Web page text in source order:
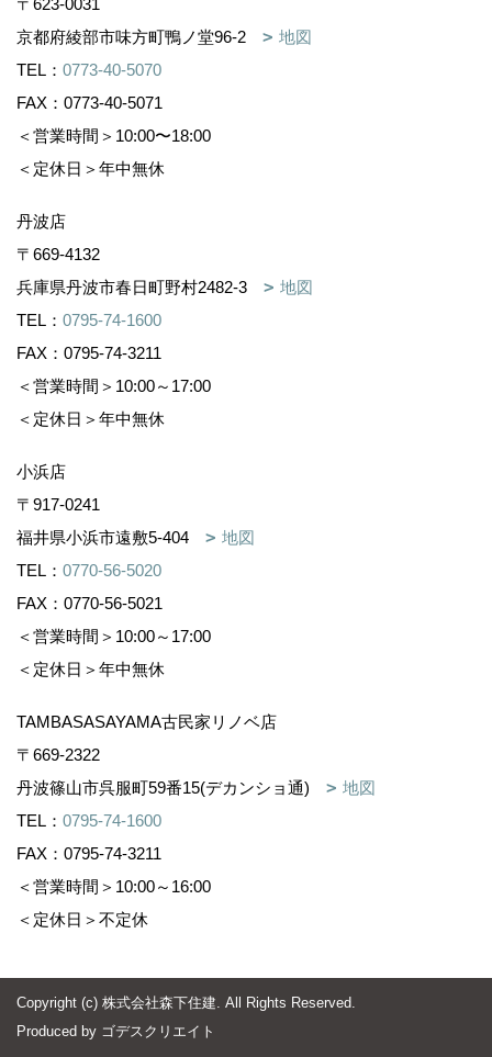
〒623-0031
京都府綾部市味方町鴨ノ堂96-2
地図
TEL： 0773-40-5070
FAX：0773-40-5071
＜営業時間＞10:00〜18:00
＜定休日＞年中無休
丹波店
〒669-4132
兵庫県丹波市春日町野村2482-3
地図
TEL： 0795-74-1600
FAX：0795-74-3211
＜営業時間＞10:00～17:00
＜定休日＞年中無休
小浜店
〒917-0241
福井県小浜市遠敷5-404
地図
TEL： 0770-56-5020
FAX：0770-56-5021
＜営業時間＞10:00～17:00
＜定休日＞年中無休
TAMBASASAYAMA古民家リノベ店
〒669-2322
丹波篠山市呉服町59番15(デカンショ通)
地図
TEL： 0795-74-1600
FAX：0795-74-3211
＜営業時間＞10:00～16:00
＜定休日＞不定休
Copyright (c) 株式会社森下住建. All Rights Reserved.
Produced by ゴデスクリエイト